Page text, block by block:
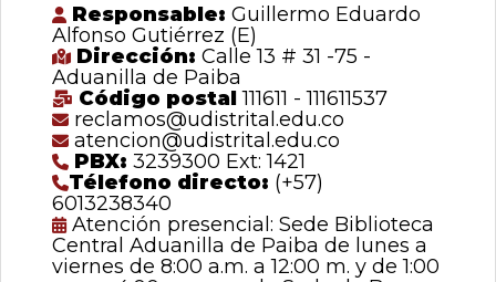
Responsable: Guillermo Eduardo
Alfonso Gutiérrez (E)
Dirección: Calle 13 # 31 -75 -
Aduanilla de Paiba
Código postal111611 - 111611537
reclamos@udistrital.edu.co
atencion@udistrital.edu.co
PBX: 3239300 Ext: 1421
Télefono directo: (+57)
6013238340
Atención presencial: Sede Biblioteca
Central Aduanilla de Paiba de lunes a
viernes de 8:00 a.m. a 12:00 m. y de 1:00